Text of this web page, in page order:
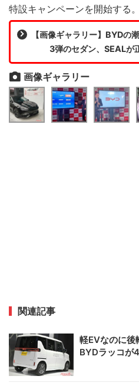
特設キャンペーンを開始する。
【画像ギャラリー】BYD
3弾のセダン、SEALが
画像ギャラリー
関連記事
軽EVなのに
BYDラッコが